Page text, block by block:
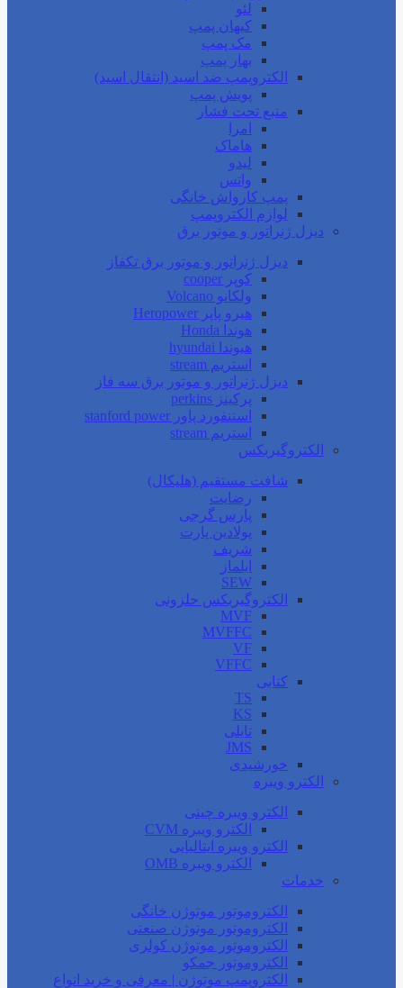
لئو
کیهان پمپ
مک پمپ
بهار پمپ
الکتروپمپ ضد اسید (انتقال اسید)
پویش پمپ
منبع تحت فشار
امرا
هاماک
لیدو
واتس
پمپ کارواش خانگی
لوازم الکتروپمپ
دیزل ژنراتور و موتور برق
دیزل ژنراتور و موتور برق تکفاز
کوپر cooper
ولکانو Volcano
هیرو پاپر Heropower
هوندا Honda
هیوندا hyundai
استریم stream
دیزل ژنراتور و موتور برق سه فاز
پرکینز perkins
استنفورد پاور stanford power
استریم stream
الکتروگیربکس
شافت مستقیم (هلیکال)
رضایت
پارس گرجی
پولادین پارت
شریف
ایلماز
SEW
الکتروگیربکس حلزونی
MVF
MVFFC
VF
VFFC
کتابی
TS
KS
تایلی
JMS
خورشیدی
الکترو ویبره
الکترو ویبره چینی
الکترو ویبره CVM
الکترو ویبره ایتالیایی
الکترو ویبره OMB
خدمات
الکتروموتور موتوژن خانگی
الکتروموتور موتوژن صنعتی
الکتروموتور موتوژن کولری
الکتروموتور جمکو
الکتروپمپ موتوژن | معرفی و خرید انواع